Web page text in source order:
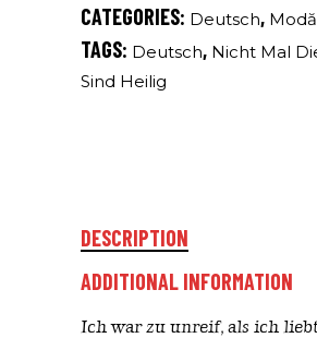
CATEGORIES: Deutsch, Modă
TAGS: Deutsch, Nicht Mal
Sind Heilig
DESCRIPTION
ADDITIONAL INFORMATION
Ich war zu unreif, als ich